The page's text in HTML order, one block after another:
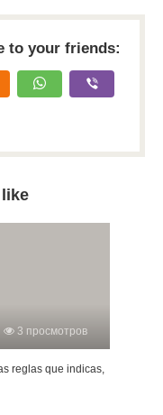
to your friends:
3 просмотров
reglas que indicas,